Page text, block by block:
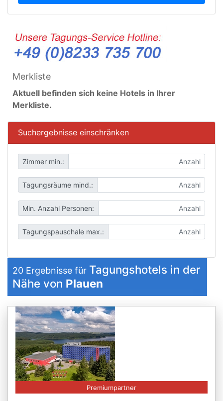
Merkliste
Aktuell befinden sich keine Hotels in Ihrer
Merkliste.
Suchergebnisse einschränken
Zimmer min.:
Tagungsräume mind.:
Min. Anzahl Personen:
Tagungspauschale max.:
20 Ergebnisse für Tagungshotels in der
Nähe von Plauen
Premiumpartner